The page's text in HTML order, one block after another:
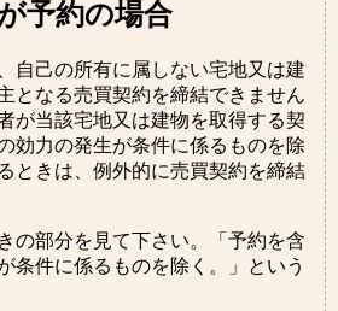
予約の場合
自己の所有に属しない宅地又は建
となる売買契約を締結できません
が当該宅地又は建物を取得する契
効力の発生が条件に係るものを除
ときは、例外的に売買契約を締結
の部分を見て下さい。「予約を含
条件に係るものを除く。」という